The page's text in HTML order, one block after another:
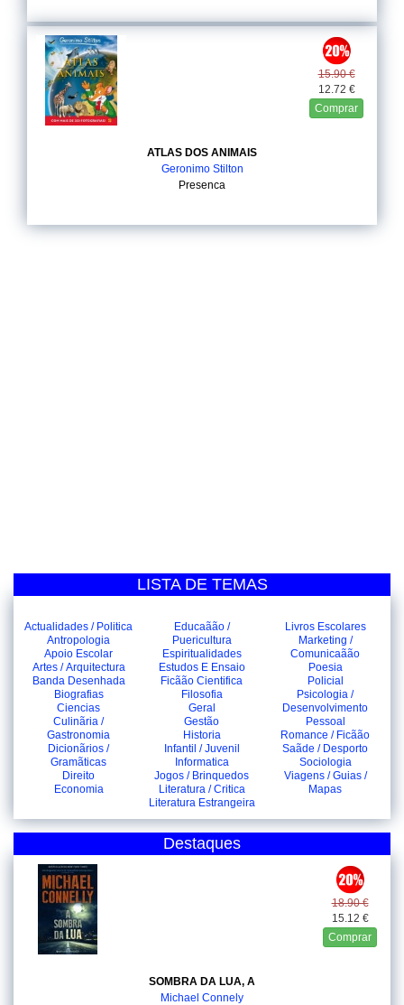
15.90 €
12.72 €
Comprar
ATLAS DOS ANIMAIS
Geronimo Stilton
Presenca
LISTA DE TEMAS
Actualidades / Politica
Antropologia
Apoio Escolar
Artes / Arquitectura
Banda Desenhada
Biografias
Ciencias
Culinãria /
Gastronomia
Dicionãrios /
Gramãticas
Direito
Economia
Educaãão /
Puericultura
Espiritualidades
Estudos E Ensaio
Ficãão Cientifica
Filosofia
Geral
Gestão
Historia
Infantil / Juvenil
Informatica
Jogos / Brinquedos
Literatura / Critica
Literatura Estrangeira
Livros Escolares
Marketing /
Comunicaãão
Poesia
Policial
Psicologia /
Desenvolvimento
Pessoal
Romance / Ficãão
Saãde / Desporto
Sociologia
Viagens / Guias /
Mapas
Destaques
18.90 €
15.12 €
Comprar
SOMBRA DA LUA, A
Michael Connely